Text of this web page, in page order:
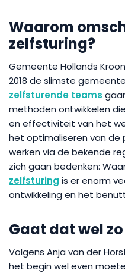
Waarom
zelfsturing?
Gemeente Hollands
2018 de slimste
zelfsturende teams
methoden ontwikkelen
en effectiviteit van het
het optimaliseren van de
werken via de bekende
zich gaan bedenken:
zelfsturing is er enorm
ontwikkeling en het
Gaat dat wel
Volgens Anja van der
het begin wel even